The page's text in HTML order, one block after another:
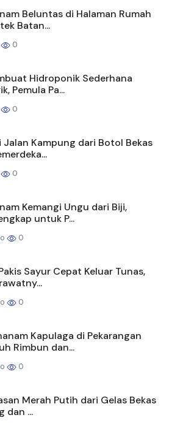
Beluntas di Halaman Rumah
Batan...
0
Hidroponik Sederhana
Pemula Pa...
0
Jalan Kampung dari Botol Bekas
0
Kemangi Ungu dari Biji,
untuk P...
0
Sayur Cepat Keluar Tunas,
0
Kapulaga di Pekarangan
Rimbun dan...
0
Merah Putih dari Gelas Bekas
dan ...